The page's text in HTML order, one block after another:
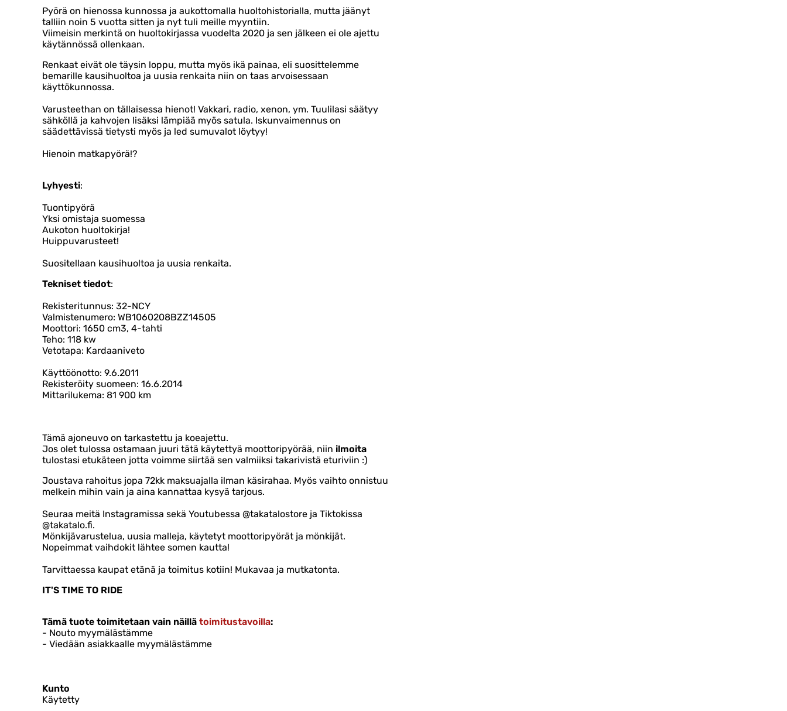
Pyörä on hienossa kunnossa ja aukottomalla huoltohistorialla, mutta jäänyt
talliin noin 5 vuotta sitten ja nyt tuli meille myyntiin.
Viimeisin merkintä on huoltokirjassa vuodelta 2020 ja sen jälkeen ei ole ajettu
käytännössä ollenkaan.
Renkaat eivät ole täysin loppu, mutta myös ikä painaa, eli suosittelemme
bemarille kausihuoltoa ja uusia renkaita niin on taas arvoisessaan
käyttökunnossa.
Varusteethan on tällaisessa hienot! Vakkari, radio, xenon, ym. Tuulilasi säätyy
sähköllä ja kahvojen lisäksi lämpiää myös satula. Iskunvaimennus on
säädettävissä tietysti myös ja led sumuvalot löytyy!
Hienoin matkapyörä!?
Lyhyesti:
Tuontipyörä
Yksi omistaja suomessa
Aukoton huoltokirja!
Huippuvarusteet!
Suositellaan kausihuoltoa ja uusia renkaita.
Tekniset tiedot:
Rekisteritunnus: 32-NCY
Valmistenumero: WB1060208BZZ14505
Moottori: 1650 cm3, 4-tahti
Teho: 118 kw
Vetotapa: Kardaaniveto
Käyttöönotto: 9.6.2011
Rekisteröity suomeen: 16.6.2014
Mittarilukema: 81 900 km
Tämä ajoneuvo on tarkastettu ja koeajettu.
Jos olet tulossa ostamaan juuri tätä käytettyä moottoripyörää, niin ilmoita
tulostasi etukäteen jotta voimme siirtää sen valmiiksi takarivistä eturiviin :)
Joustava rahoitus jopa 72kk maksuajalla ilman käsirahaa. Myös vaihto onnistuu
melkein mihin vain ja aina kannattaa kysyä tarjous.
Seuraa meitä Instagramissa sekä Youtubessa @takatalostore ja Tiktokissa
@takatalo.fi.
Mönkijävarustelua, uusia malleja, käytetyt moottoripyörät ja mönkijät.
Nopeimmat vaihdokit lähtee somen kautta!
Tarvittaessa kaupat etänä ja toimitus kotiin! Mukavaa ja mutkatonta.
IT'S TIME TO RIDE
Tämä tuote toimitetaan vain näillä toimitustavoilla:
- Nouto myymälästämme
- Viedään asiakkaalle myymälästämme
Kunto
Käytetty